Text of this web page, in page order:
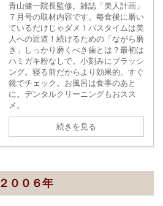
青山健一院長監修。雑誌「美人計画」
７月号の取材内容です。毎食後に磨い
ているだけじゃダメ！バスタイムは美
人への近道！続けるための「ながら磨
き」しっかり磨くべき歯とは？最初は
ハミガキ粉なしで。小刻みにブラッシ
ング。寝る前だからより効果的。すぐ
鏡でチェック。お風呂は食事のあと
に。デンタルクリーニングもおスス
メ。
続きを見る
２００６年